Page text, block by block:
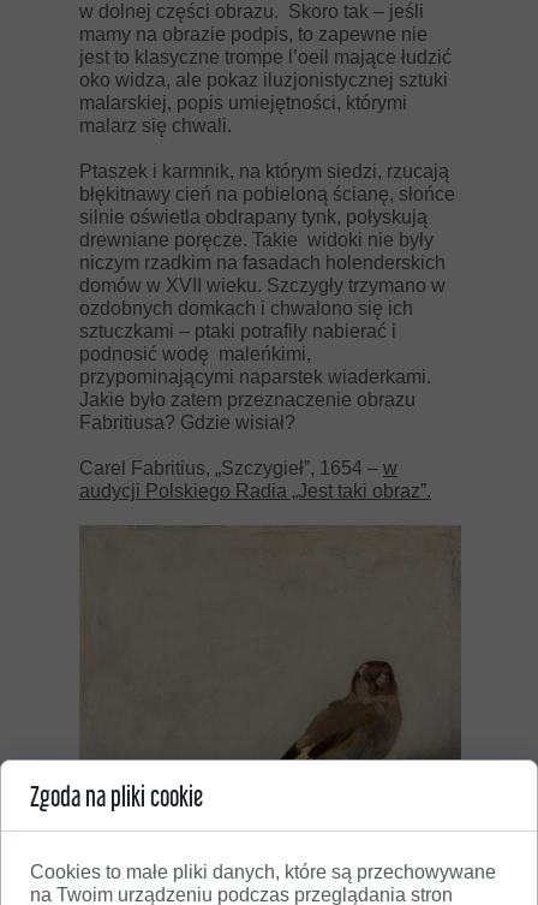
w dolnej części obrazu. Skoro tak – jeśli
mamy na obrazie podpis, to zapewne nie
jest to klasyczne trompe l’oeil mające łudzić
oko widza, ale pokaz iluzjonistycznej sztuki
malarskiej, popis umiejętności, którymi
malarz się chwali.
Ptaszek i karmnik, na którym siedzi, rzucają
błękitnawy cień na pobieloną ścianę, słońce
silnie oświetla obdrapany tynk, połyskują
drewniane poręcze. Takie widoki nie były
niczym rzadkim na fasadach holenderskich
domów w XVII wieku. Szczygły trzymano w
ozdobnych domkach i chwalono się ich
sztuczkami – ptaki potrafiły nabierać i
podnosić wodę maleńkimi,
przypominającymi naparstek wiaderkami.
Jakie było zatem przeznaczenie obrazu
Fabritiusa? Gdzie wisiał?
Carel Fabritius, „Szczygieł”, 1654 – w
audycji Polskiego Radia „Jest taki obraz”.
Zgoda na pliki cookie
Cookies to małe pliki danych, które są przechowywane
na Twoim urządzeniu podczas przeglądania stron